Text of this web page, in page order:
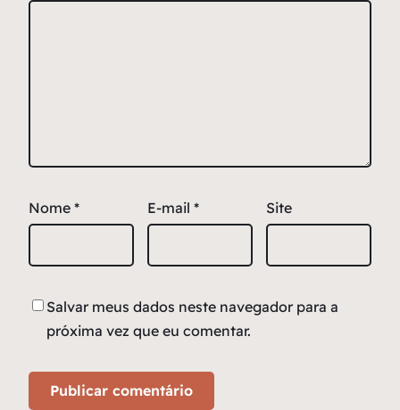
Nome * E-mail * Site
Salvar meus dados neste navegador para a
próxima vez que eu comentar.